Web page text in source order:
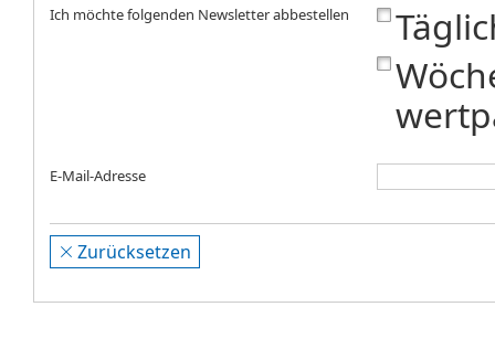
Ich möchte folgenden Newsletter abbestellen
E-Mail-Adresse
Zurücksetzen